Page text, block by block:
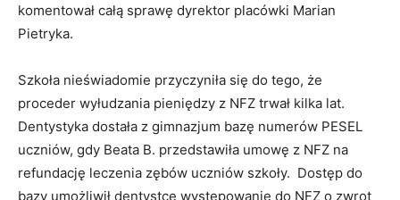
komentował całą sprawę dyrektor placówki Marian
Pietryka.
Szkoła nieświadomie przyczyniła się do tego, że
proceder wyłudzania pieniędzy z NFZ trwał kilka lat.
Dentystyka dostała z gimnazjum bazę numerów PESEL
uczniów, gdy Beata B. przedstawiła umowę z NFZ na
refundację leczenia zębów uczniów szkoły. Dostęp do
bazy umożliwił dentystce występowanie do NFZ o zwrot